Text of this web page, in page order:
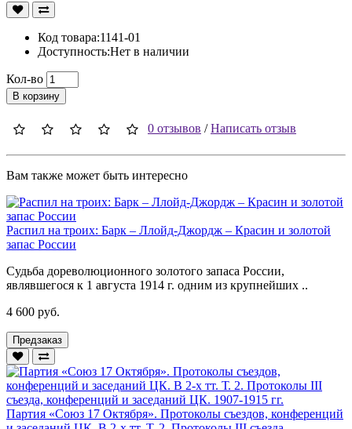
Код товара:1141-01
Доступность:Нет в наличии
Кол-во
В корзину
0 отзывов /Написать отзыв
Вам также может быть интересно
Распил на троих: Барк – Ллойд-Джордж – Красин и золотой
запас России
Судьба дореволюционного золотого запаса России,
являвшегося к 1 августа 1914 г. одним из крупнейших ..
4 600 руб.
Предзаказ
Партия «Союз 17 Октября». Протоколы съездов, конференций